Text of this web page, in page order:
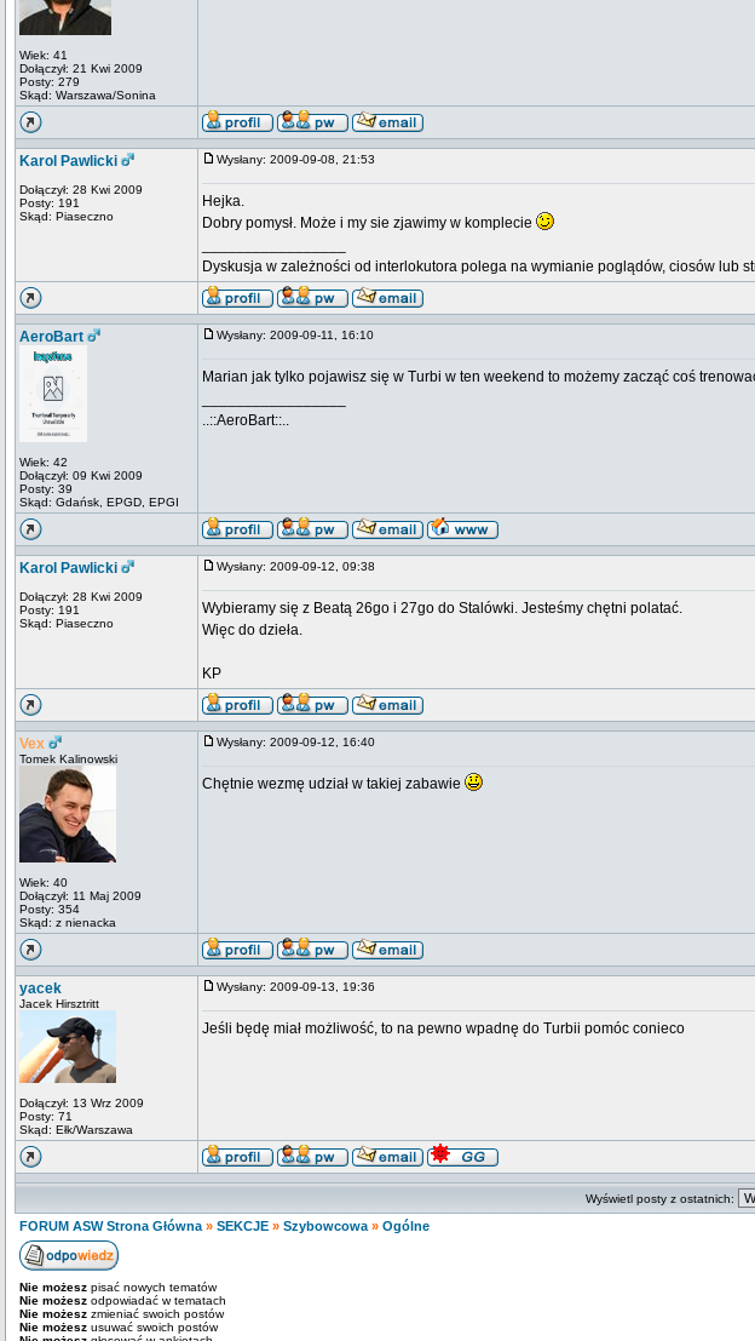
Wiek: 41
Dołączył: 21 Kwi 2009
Posty: 279
Skąd: Warszawa/Sonina
Karol Pawlicki
Dołączył: 28 Kwi 2009
Posty: 191
Skąd: Piaseczno
Wysłany: 2009-09-08, 21:53
Hejka.
Dobry pomysł. Może i my sie zjawimy w komplecie
Dyskusja w zależności od interlokutora polega na wymianie poglądów, ciosów lub
AeroBart
Wiek: 42
Dołączył: 09 Kwi 2009
Posty: 39
Skąd: Gdańsk, EPGD, EPGI
Wysłany: 2009-09-11, 16:10
Marian jak tylko pojawisz się w Turbi w ten weekend to możemy zacząć coś
..::AeroBart::..
Karol Pawlicki
Dołączył: 28 Kwi 2009
Posty: 191
Skąd: Piaseczno
Wysłany: 2009-09-12, 09:38
Wybieramy się z Beatą 26go i 27go do Stalówki. Jesteśmy chętni polatać.
Więc do dzieła.
KP
Vex
Tomek Kalinowski
Wiek: 40
Dołączył: 11 Maj 2009
Posty: 354
Skąd: z nienacka
Wysłany: 2009-09-12, 16:40
Chętnie wezmę udział w takiej zabawie
yacek
Jacek Hirsztritt
Dołączył: 13 Wrz 2009
Posty: 71
Skąd: Ełk/Warszawa
Wysłany: 2009-09-13, 19:36
Jeśli będę miał możliwość, to na pewno wpadnę do Turbii pomóc conieco
Wyświetl posty z ostatnich:
FORUM ASW Strona Główna » SEKCJE » Szybowcowa » Ogólne
Nie możesz pisać nowych tematów
Nie możesz odpowiadać w tematach
Nie możesz zmieniać swoich postów
Nie możesz usuwać swoich postów